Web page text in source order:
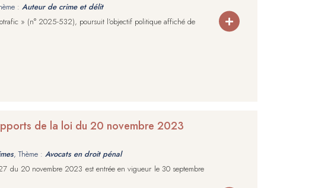
: Auteur de crime et délit
» (n° 2025-532), poursuit l’objectif politique affiché de
de la loi du 20 novembre 2023
, Thème : Avocats en droit pénal
du 20 novembre 2023 est entrée en vigueur le 30 septembre